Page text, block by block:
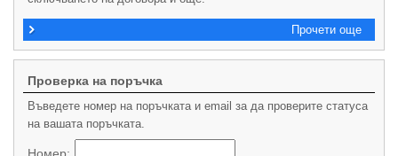
Прочети още
Проверка на поръчка
Въведете номер на поръчката и email за да проверите статуса
на вашата поръчката.